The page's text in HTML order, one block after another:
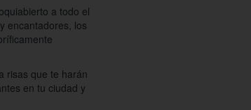
a todo el
encantadores, los
risas que te harán
en tu ciudad y